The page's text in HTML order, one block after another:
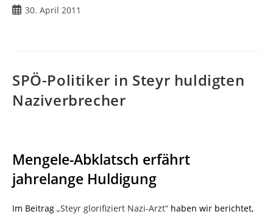
Beitrag
30. April 2011
SPÖ-Politiker in Steyr huldigten
Naziverbrecher
Mengele-Abklatsch erfährt
jahrelange Huldigung
Im Beitrag „Steyr glorifiziert Nazi-Arzt“ haben wir berichtet,